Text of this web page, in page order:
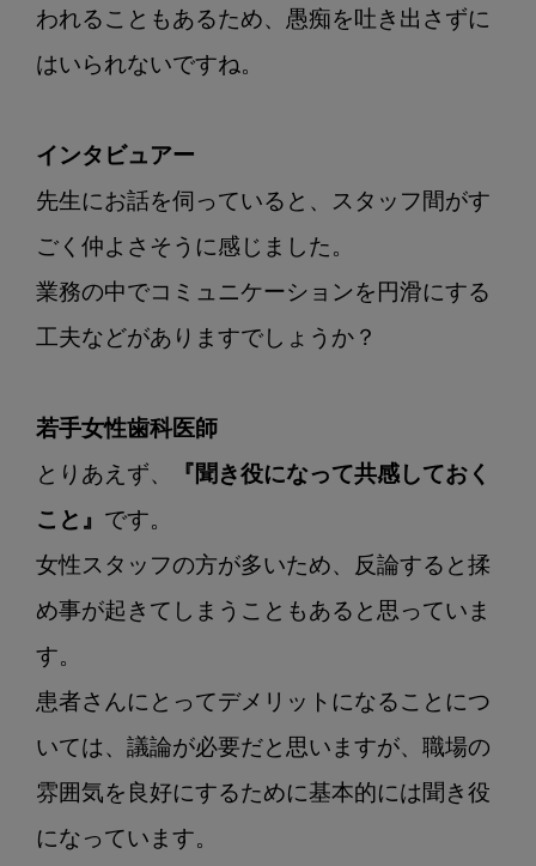
われることもあるため、愚痴を吐き出さずに
はいられないですね。
インタビュアー
先生にお話を伺っていると、スタッフ間がす
ごく仲よさそうに感じました。
業務の中でコミュニケーションを円滑にする
工夫などがありますでしょうか？
若手女性歯科医師
とりあえず、
『聞き役になって共感しておく
こと』 です。
女性スタッフの方が多いため、反論すると揉
め事が起きてしまうこともあると思っていま
す。
患者さんにとってデメリットになることにつ
いては、議論が必要だと思いますが、職場の
雰囲気を良好にするために基本的には聞き役
になっています。